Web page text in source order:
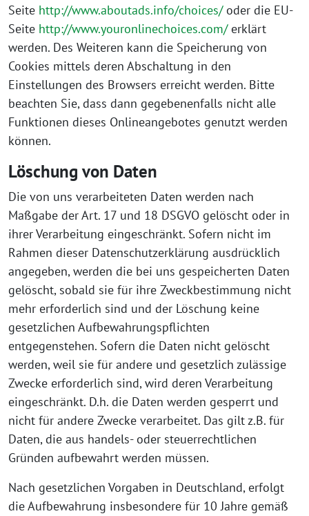
Seite http://www.aboutads.info/choices/oder die EU-
Seite http://www.youronlinechoices.com/erklärt
werden. Des Weiteren kann die Speicherung von
Cookies mittels deren Abschaltung in den
Einstellungen des Browsers erreicht werden. Bitte
beachten Sie, dass dann gegebenenfalls nicht alle
Funktionen dieses Onlineangebotes genutzt werden
können.
Löschung von Daten
Die von uns verarbeiteten Daten werden nach
Maßgabe der Art. 17 und 18 DSGVO gelöscht oder in
ihrer Verarbeitung eingeschränkt. Sofern nicht im
Rahmen dieser Datenschutzerklärung ausdrücklich
angegeben, werden die bei uns gespeicherten Daten
gelöscht, sobald sie für ihre Zweckbestimmung nicht
mehr erforderlich sind und der Löschung keine
gesetzlichen Aufbewahrungspflichten
entgegenstehen. Sofern die Daten nicht gelöscht
werden, weil sie für andere und gesetzlich zulässige
Zwecke erforderlich sind, wird deren Verarbeitung
eingeschränkt. D.h. die Daten werden gesperrt und
nicht für andere Zwecke verarbeitet. Das gilt z.B. für
Daten, die aus handels- oder steuerrechtlichen
Gründen aufbewahrt werden müssen.
Nach gesetzlichen Vorgaben in Deutschland, erfolgt
die Aufbewahrung insbesondere für 10 Jahre gemäß